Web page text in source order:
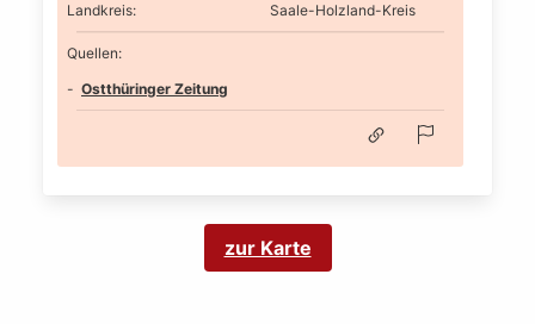
Landkreis: Saale-Holzland-Kreis
Quellen:
Ostthüringer Zeitung
zur Karte